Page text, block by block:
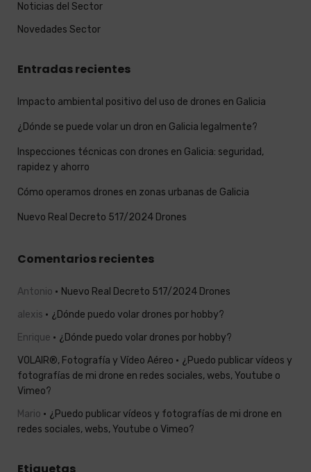
Noticias del Sector
Novedades Sector
Entradas recientes
Impacto ambiental positivo del uso de drones en Galicia
¿Dónde se puede volar un dron en Galicia legalmente?
Inspecciones técnicas con drones en Galicia: seguridad,
rapidez y ahorro
Cómo operamos drones en zonas urbanas de Galicia
Nuevo Real Decreto 517/2024 Drones
Comentarios recientes
Antonio
Nuevo Real Decreto 517/2024 Drones
alexis
¿Dónde puedo volar drones por hobby?
Enrique
¿Dónde puedo volar drones por hobby?
VOLAIR®, Fotografía y Vídeo Aéreo
¿Puedo publicar vídeos y
fotografías de mi drone en redes sociales, webs, Youtube o
Vimeo?
Mario
¿Puedo publicar vídeos y fotografías de mi drone en
redes sociales, webs, Youtube o Vimeo?